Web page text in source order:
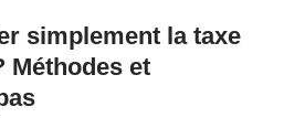
simplement la taxe
Méthodes et